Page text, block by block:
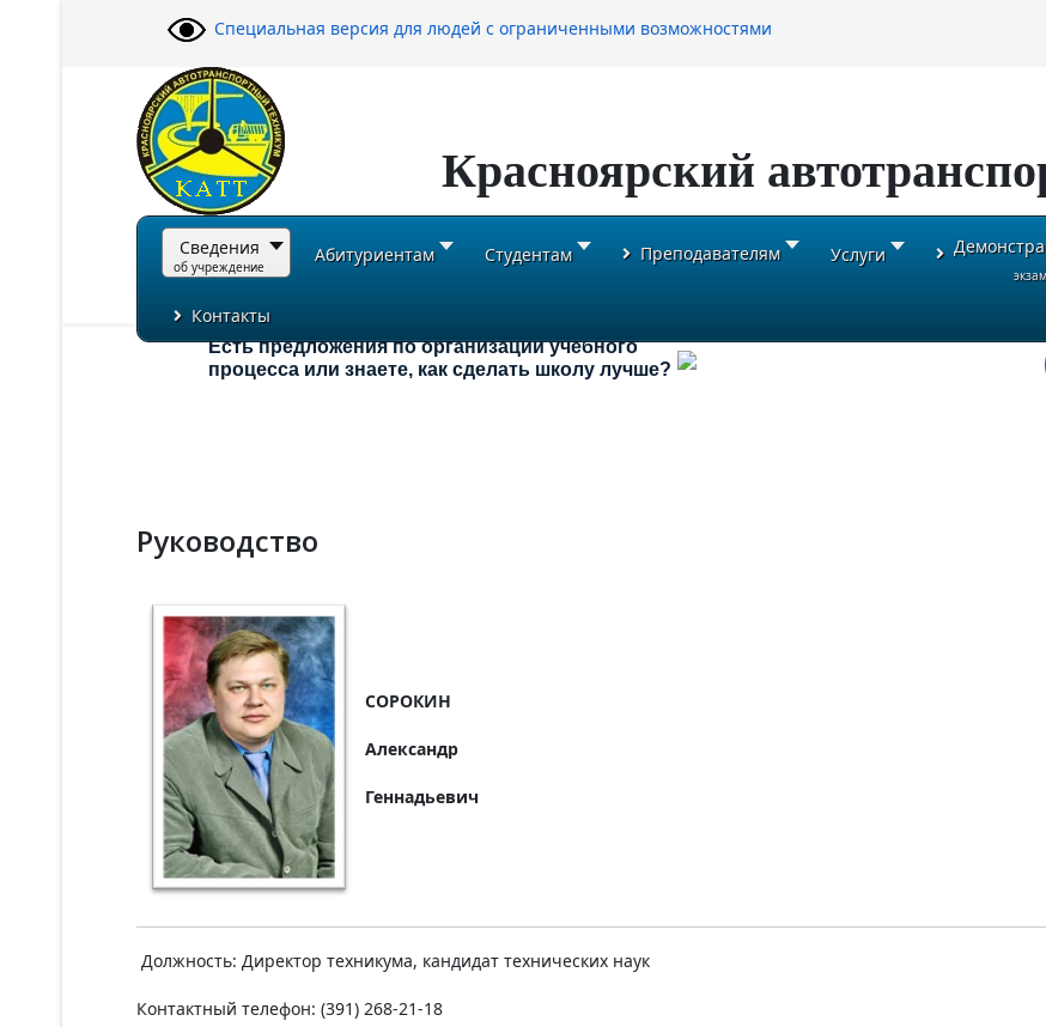
Специальная версия для людей с ограниченными возможностями
Красноярский
Сведения
об учреждение
Абитуриентам Студентам Преподавателям Услуги
Контакты
Есть предложения по организации учебного
процесса или знаете, как сделать школу лучше?
Руководство
СОРОКИН
Александр
Геннадьевич
Должность: Директор техникума, кандидат технических наук
Контактный телефон: (391) 268-21-18